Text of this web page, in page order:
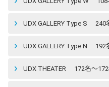
UDX GALLERY Type S 240
UDX GALLERY Type N 192
UDX THEATER 172名〜172